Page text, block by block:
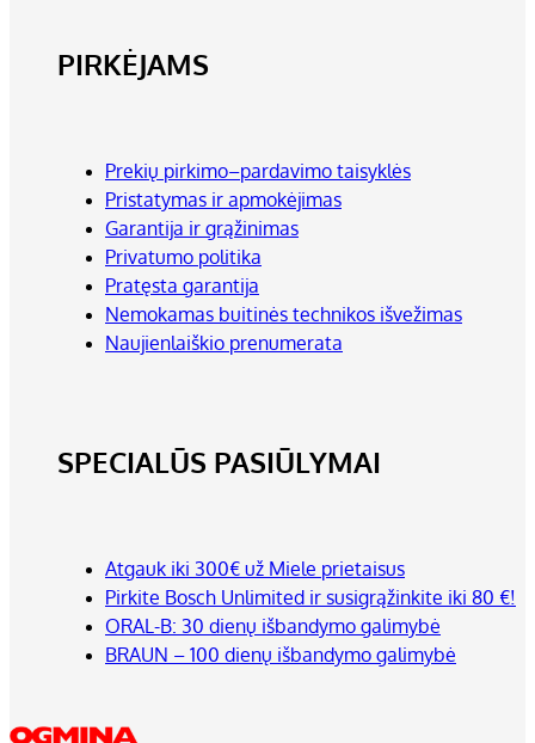
PIRKĖJAMS
Prekių pirkimo–pardavimo taisyklės
Pristatymas ir apmokėjimas
Garantija ir grąžinimas
Privatumo politika
Pratęsta garantija
Nemokamas buitinės technikos išvežimas
Naujienlaiškio prenumerata
SPECIALŪS PASIŪLYMAI
Atgauk iki 300€ už Miele prietaisus
Pirkite Bosch Unlimited ir susigrąžinkite iki 80 €!
ORAL-B: 30 dienų išbandymo galimybė
BRAUN – 100 dienų išbandymo galimybė